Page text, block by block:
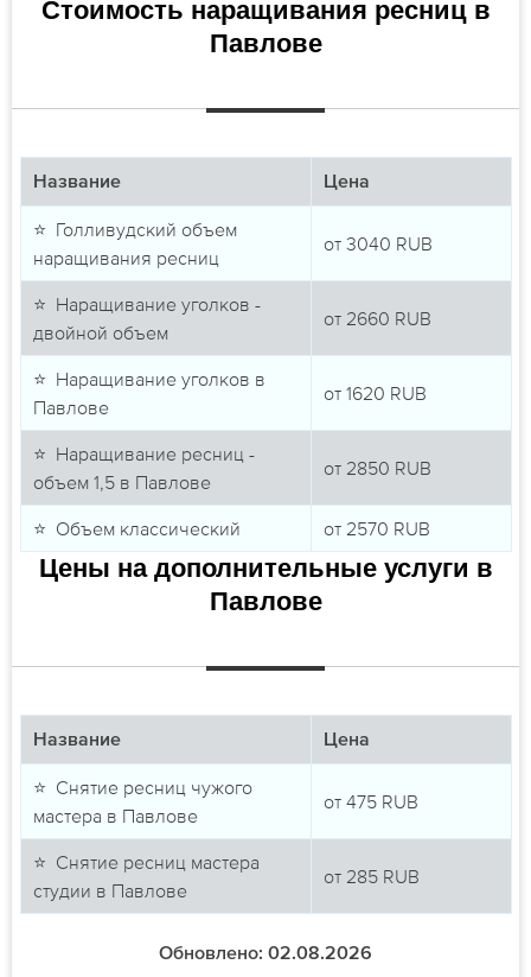
Стоимость наращивания ресниц в
Павлове
Название Цена
⭐ Голливудский объем
наращивания ресниц
от 3040 RUB
⭐ Наращивание уголков -
двойной объем
от 2660 RUB
⭐ Наращивание уголков в
Павлове
от 1620 RUB
⭐ Наращивание ресниц -
объем 1,5 в Павлове
от 2850 RUB
⭐ Объем классический от 2570 RUB
Цены на дополнительные услуги в
Павлове
Название Цена
⭐ Снятие ресниц чужого
мастера в Павлове
от 475 RUB
⭐ Снятие ресниц мастера
студии в Павлове
от 285 RUB
Обновлено: 02.08.2026